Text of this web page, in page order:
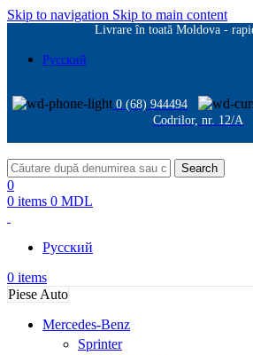
Skip to navigation Skip to main content
Livrare în toată Moldova -
Русский
0 (68) 944494
Codrilor, nr. 12/A
Search
0
0 items 0 MDL
Русский
0 items
Piese Auto
Mercedes-Benz
Sprinter